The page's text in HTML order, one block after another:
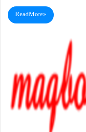
Read More »